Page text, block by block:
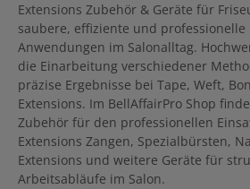
Extensions Zubehör & Geräte für
saubere, effiziente und professionelle
Anwendungen im Salonalltag.
die Einarbeitung verschiedener
präzise Ergebnisse bei Tape, Weft,
Extensions. Im BellAffairPro Shop
Zubehör für den professionellen
Extensions Zangen, Spezialbürsten,
Extensions und weitere Geräte für
Arbeitsabläufe im Salon.